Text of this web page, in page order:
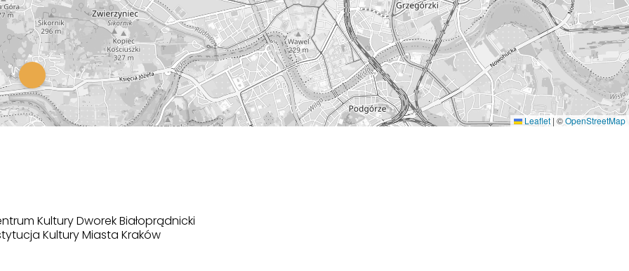
Leaflet | ©OpenStreetMap
Kultury Dworek Białoprądnicki
Kultury Miasta Kraków